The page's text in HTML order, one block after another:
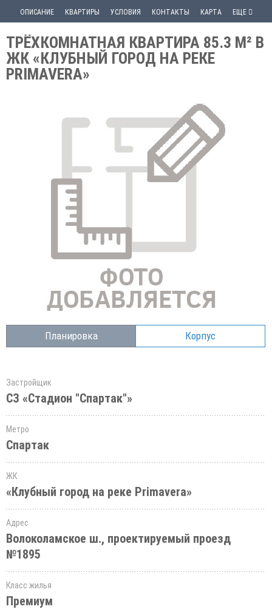
ОПИСАНИЕ КВАРТИРЫ УСЛОВИЯ КОНТАКТЫ КАРТА ЕЩЕ
ТРЁХКОМНАТНАЯ КВАРТИРА 85.3 М² В
ЖК «КЛУБНЫЙ ГОРОД НА РЕКЕ
PRIMAVERA»
Планировка Корпус
Застройщик
СЗ «Стадион "Спартак"»
Метро
Спартак
ЖК
«Клубный город на реке Primavera»
Адрес
Волоколамское ш., проектируемый проезд
№1895
Класс жилья
Премиум